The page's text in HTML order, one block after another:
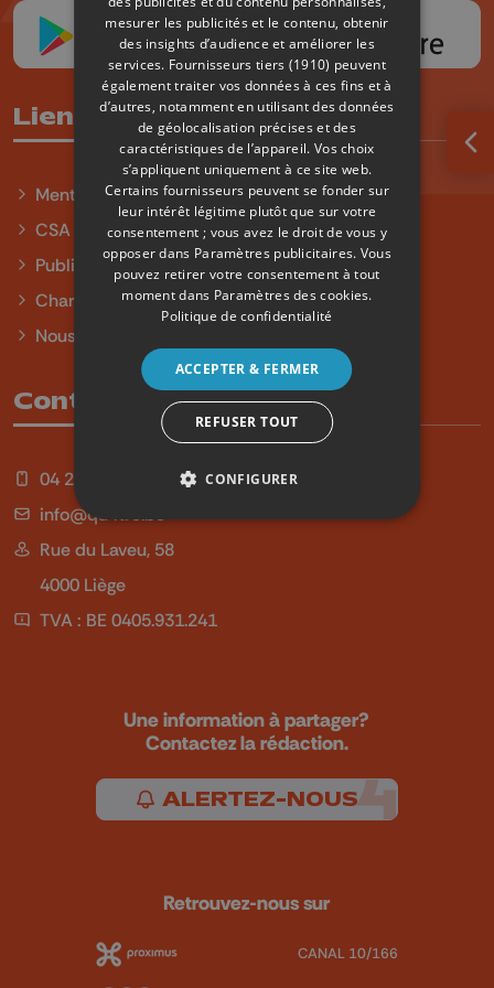
Liens utiles
Mentions légales
CSA
Publicité
Charte sur l'égalité et la diversité
Nous contacter
Contact
04 254 99 99
info@qu4tre.be
Rue du Laveu, 58
4000 Liège
TVA : BE 0405.931.241
Une information à partager?
Contactez la rédaction.
ALERTEZ-NOUS
Retrouvez-nous sur
CANAL 10/166
mesurer les publicités et le contenu, obtenir
des insights d’audience et améliorer les
services. Fournisseurs tiers (1910) peuvent
également traiter vos données à ces fins et à
d’autres, notamment en utilisant des données
de géolocalisation précises et des
caractéristiques de l’appareil. Vos choix
s’appliquent uniquement à ce site web.
Certains fournisseurs peuvent se fonder sur
leur intérêt légitime plutôt que sur votre
consentement ; vous avez le droit de vous y
opposer dans Paramètres publicitaires. Vous
pouvez retirer votre consentement à tout
moment dans Paramètres des cookies.
Politique de confidentialité
ACCEPTER & FERMER
REFUSER TOUT
CONFIGURER